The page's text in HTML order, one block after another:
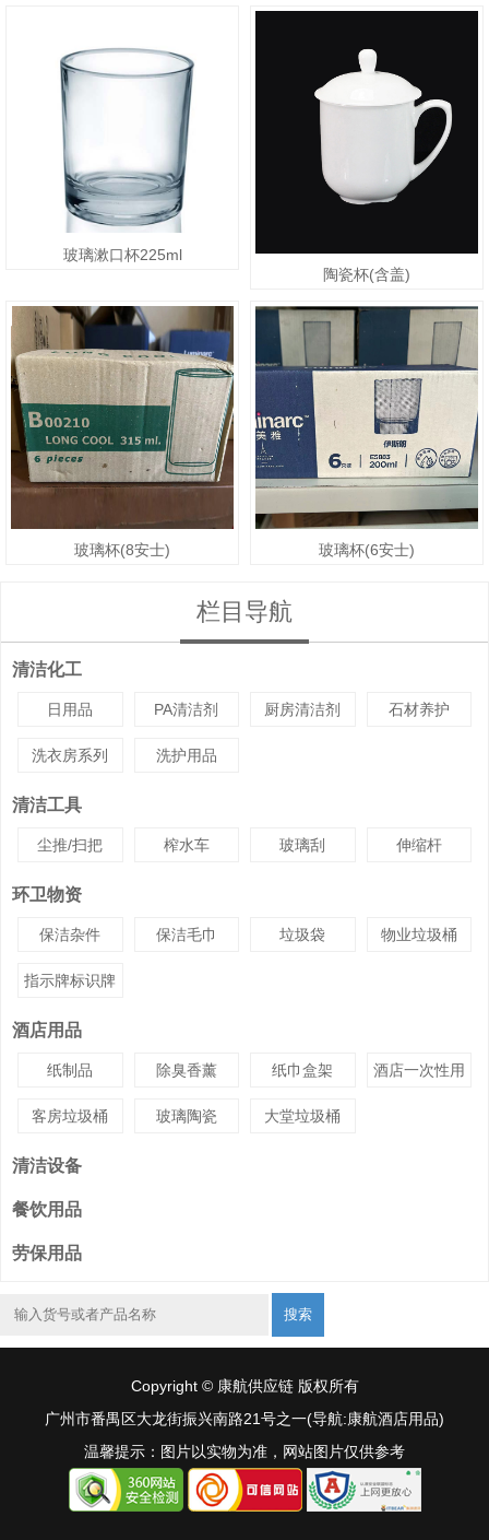
玻璃漱口杯225ml
陶瓷杯(含盖)
玻璃杯(8安士) 玻璃杯(6安士)
栏目导航
清洁化工
日用品 PA清洁剂 厨房清洁剂 石材养护
洗衣房系列 洗护用品
清洁工具
尘推/扫把 榨水车 玻璃刮 伸缩杆
环卫物资
保洁杂件 保洁毛巾 垃圾袋 物业垃圾桶
指示牌标识牌
酒店用品
纸制品 除臭香薰 纸巾盒架
酒店一次性用
客房垃圾桶 玻璃陶瓷 大堂垃圾桶
清洁设备
餐饮用品
劳保用品
搜索
Copyright © 康航供应链 版权所有
广州市番禺区大龙街振兴南路21号之一(导航:康航酒店用品)
温馨提示 ：图片以实物为准，网站图片仅供参考